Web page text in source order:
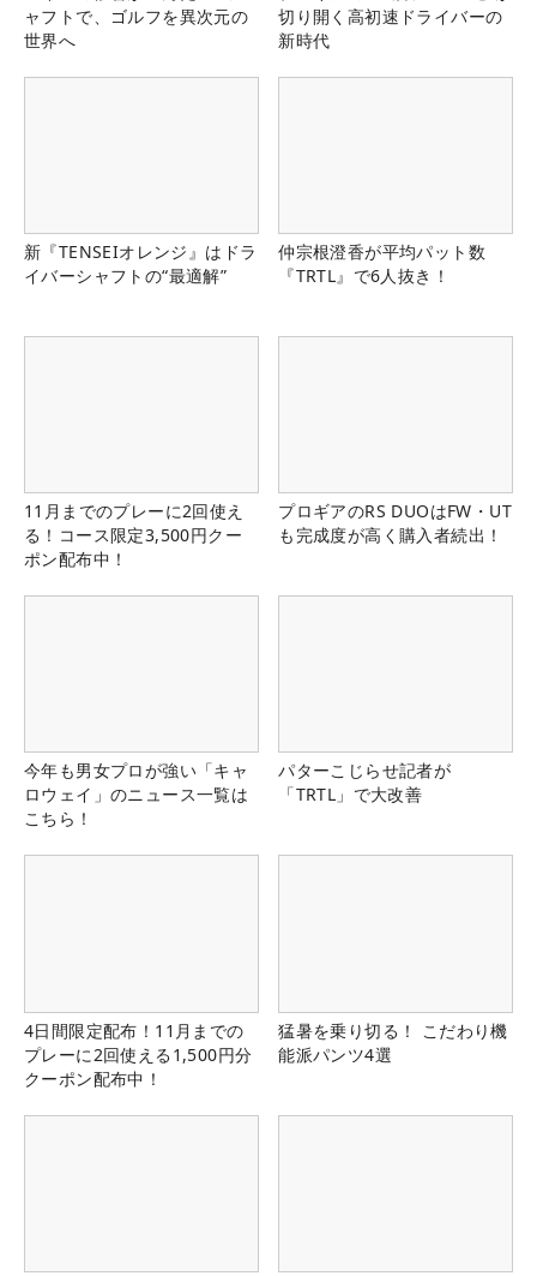
ャフトで、ゴルフを異次元の
世界へ
切り開く高初速ドライバーの
新時代
新『TENSEIオレンジ』はドラ
イバーシャフトの“最適解”
仲宗根澄香が平均パット数
『TRTL』で6人抜き！
11月までのプレーに2回使え
る！コース限定3,500円クー
ポン配布中！
プロギアのRS DUOはFW・UT
も完成度が高く購入者続出！
今年も男女プロが強い「キャ
ロウェイ」のニュース一覧は
こちら！
パターこじらせ記者が
「TRTL」で大改善
4日間限定配布！11月までの
プレーに2回使える1,500円分
クーポン配布中！
猛暑を乗り切る！ こだわり機
能派パンツ4選